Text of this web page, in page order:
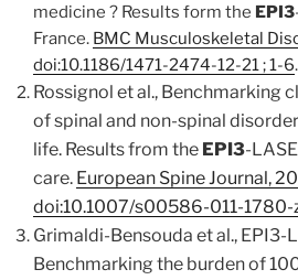
medicine ? Results form the EPI3
France. BMC Musculoskeletal
doi:10.1186/1471-2474-12-21 ; 1-6.
Rossignol et al., Benchmarking
of spinal and non-spinal
life. Results from the EPI3-
care. European Spine Journal,
doi:10.1007/s00586-011-1780-
Grimaldi-Bensouda et al., EPI3-
Benchmarking the burden of